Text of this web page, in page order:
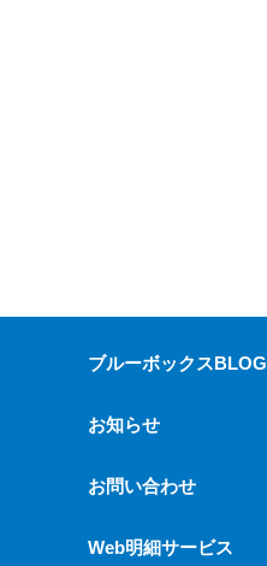
ブルーボックスBLOG
お知らせ
お問い合わせ
Web明細サービス